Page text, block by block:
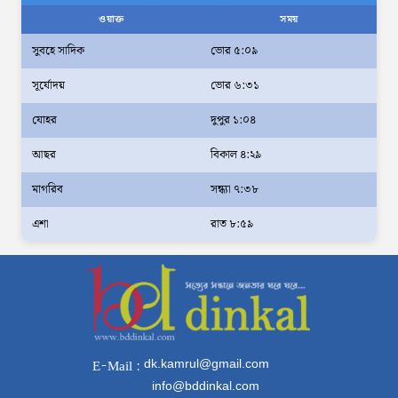
বাস্তবভিত্তিক কার্যকর উদ্যোগ নেয়ার আহ্বান
পার্বত্য প্রতিমন্ত্রীর
গ্রেপ্তার তার স্বামী সোহেল রানার দুই দিনের রিমান্ড
আদালত
আইনশৃঙ্খলা পরিস্থিতি সম্পূর্ণ নিয়ন্ত্রণে রয়েছে:
স্বরাষ্ট্রমন্ত্রী
স্বরাষ্ট্রমন্ত্রীর সঙ্গে অস্ট্রেলিয়ার নাগরিকত্ব, কাস্টম
ও বহুসংস্কৃতি বিষয়ক সহকারী মন্ত্রীর সাক্ষাৎ
‘তরুণদের উৎসাহ দিলেন যুব ও ক্রীড়া প্রতিমন্ত্রী,
এলজিআরডি প্রতিমন্ত্রী, জনপ্রশাসন প্রতিমন্ত্রীসহ
বগুড়ার সংসদ সদস্যরা’
৬,০০০ (ছয় হাজার) পিস ইয়াবা ট্যাবলেট , নগদ
টাকা সহ জন মাদক ব্যবসায়ীকে গ্রেফতার করেছে
ওয়াক্ত সময়
সুবহে সাদিক
ভোর ৫:০৯
সূর্যোদয়
ভোর ৬:৩১
যোহর
দুপুর ১:০৪
আছর
বিকাল ৪:২৯
মাগরিব
সন্ধ্যা ৭:৩৮
এশা
রাত ৮:৫৯
E-Mail : dk.kamrul@gmail.com
info@bddinkal.com